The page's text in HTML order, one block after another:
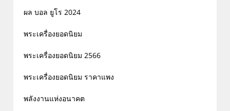
ผล บอล ยูโร 2024
พระเครื่องยอดนิยม
พระเครื่องยอดนิยม 2566
พระเครื่องยอดนิยม ราคาแพง
พลังงานแห่งอนาคต